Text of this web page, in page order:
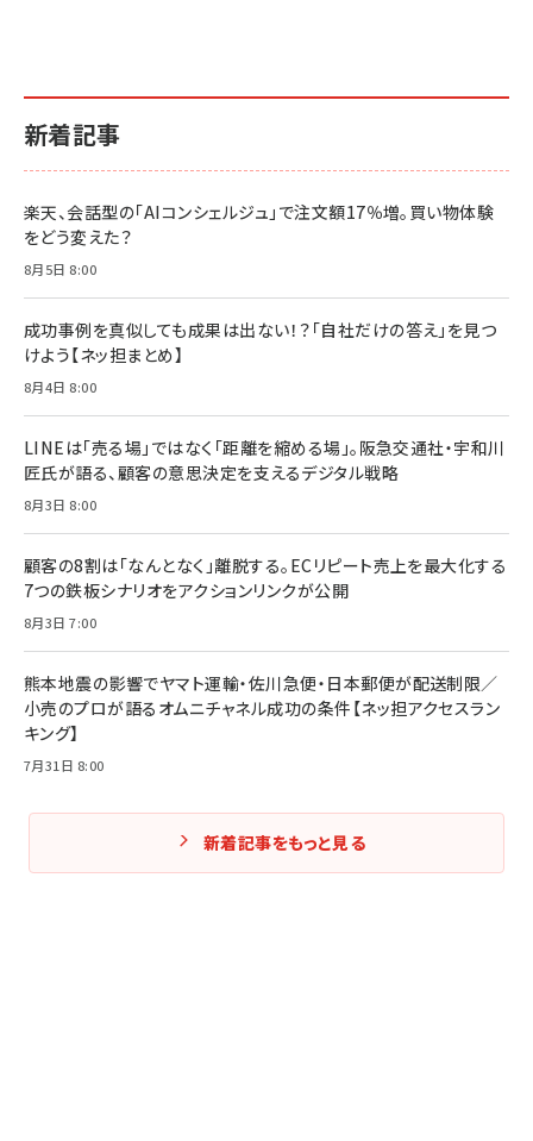
新着記事
楽天、会話型の「AIコンシェルジュ」で注文額17％増。買い物体験
をどう変えた？
8月5日 8:00
成功事例を真似しても成果は出ない！？「自社だけの答え」を見つ
けよう【ネッ担まとめ】
8月4日 8:00
LINEは「売る場」ではなく「距離を縮める場」。阪急交通社・宇和川
匠氏が語る、顧客の意思決定を支えるデジタル戦略
8月3日 8:00
顧客の8割は「なんとなく」離脱する。ECリピート売上を最大化する
7つの鉄板シナリオをアクションリンクが公開
8月3日 7:00
熊本地震の影響でヤマト運輸・佐川急便・日本郵便が配送制限／
小売のプロが語るオムニチャネル成功の条件【ネッ担アクセスラン
キング】
7月31日 8:00
新着記事をもっと見る